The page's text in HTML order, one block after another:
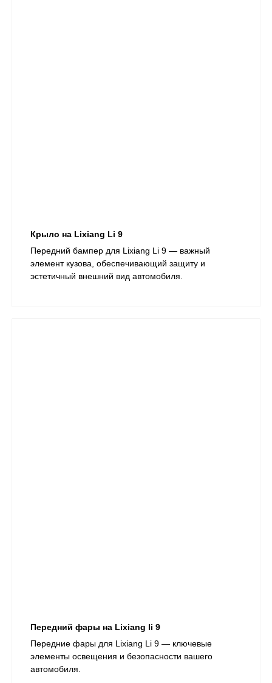
Крыло на Lixiang Li 9
Передний бампер для Lixiang Li 9 — важный
элемент кузова, обеспечивающий защиту и
эстетичный внешний вид автомобиля.
Передний фары на Lixiang li 9
​Передние фары для Lixiang Li 9 — ключевые
элементы освещения и безопасности вашего
автомобиля.